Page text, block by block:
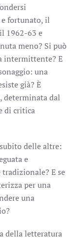
fortunato, il
1962-63 e
meno? Si può
intermittente? E
una
già? È
determinata dal
di critica
delle altre:
e
E se
per una
una
della letteratura